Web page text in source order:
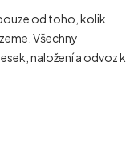
od toho, kolik
Všechny
naložení a odvoz k